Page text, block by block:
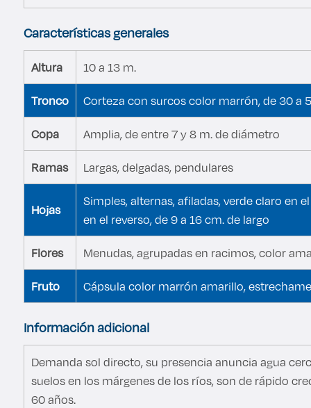
Lo más buscado
Carreras
Derecho
Prepa ITESO
Becas
Sustentabilidad
Características generales
Altura 10 a 13 m.
Tronco Corteza con surcos color marrón, de 30 a
Copa Amplia, de entre 7 y 8 m. de diámetro
Ramas Largas, delgadas, pendulares
Hojas
Simples, alternas, afiladas, verde claro en
en el reverso, de 9 a 16 cm. de largo
Flores Menudas, agrupadas en racimos, color
Fruto Cápsula color marrón amarillo,
Información adicional
Demanda sol directo, su presencia anuncia agua
suelos en los márgenes de los ríos, son de rápido
60 años.